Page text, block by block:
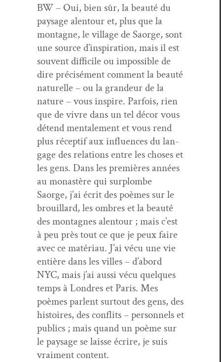
BW – Oui, bien sûr, la beauté du
paysage alen­tour et, plus que la
mon­tagne, le vil­lage de Saorge, sont
une source d’in­spi­ra­tion, mais il est
sou­vent dif­fi­cile ou impos­si­ble de
dire pré­cisé­ment com­ment la beauté
naturelle – ou la grandeur de la
nature – vous inspire. Par­fois, rien
que de vivre dans un tel décor vous
détend men­tale­ment et vous rend
plus récep­tif aux influ­ences du lan­
gage des rela­tions entre les choses et
les gens. Dans les pre­mières années
au monastère qui sur­plombe
Saorge, j’ai écrit des poèmes sur le
brouil­lard, les ombres et la beauté
des mon­tagnes alen­tour ; mais c’est
à peu près tout ce que je peux faire
avec ce matéri­au. J’ai vécu une vie
entière dans les villes – d’abord
NYC, mais j’ai aus­si vécu quelques
temps à Lon­dres et Paris. Mes
poèmes par­lent surtout des gens, des
his­toires, des con­flits – per­son­nels et
publics ; mais quand un poème sur
le paysage se laisse écrire, je suis
vrai­ment content.